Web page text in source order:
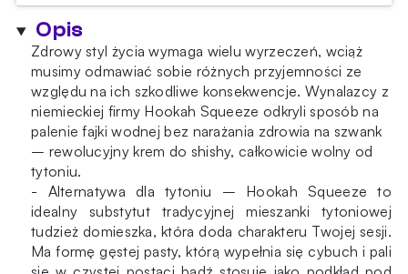
25g
Opis
Zdrowy styl życia wymaga wielu wyrzeczeń, wciąż
musimy odmawiać sobie różnych przyjemności ze
względu na ich szkodliwe konsekwencje. Wynalazcy z
niemieckiej firmy Hookah Squeeze odkryli sposób na
palenie fajki wodnej bez narażania zdrowia na szwank
– rewolucyjny krem do shishy, całkowicie wolny od
tytoniu.
- Alternatywa dla tytoniu – Hookah Squeeze to
idealny substytut tradycyjnej mieszanki tytoniowej
tudzież domieszka, która doda charakteru Twojej sesji.
Ma formę gęstej pasty, którą wypełnia się cybuch i pali